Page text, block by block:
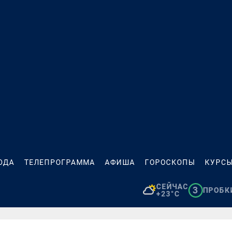
ТЕЛЕПРОГРАММА АФИША ГОРОСКОПЫ
СЕЙЧАС
+23°C
3